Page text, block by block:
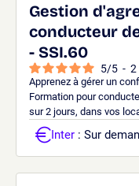
Gestion
conducteur
- SSI.60
5/5 - 2
Apprenez à gérer un
Formation pour
sur 2 jours, dans vos
Inter : Sur